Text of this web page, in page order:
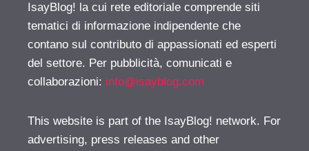
IsayBlog! la cui rete editoriale comprende siti
tematici di informazione indipendente che
contano sul contributo di appassionati ed esperti
del settore. Per pubblicità, comunicati e
collaborazioni: info@isayblog.com
This website is part of the IsayBlog! network. For
advertising, press releases and other